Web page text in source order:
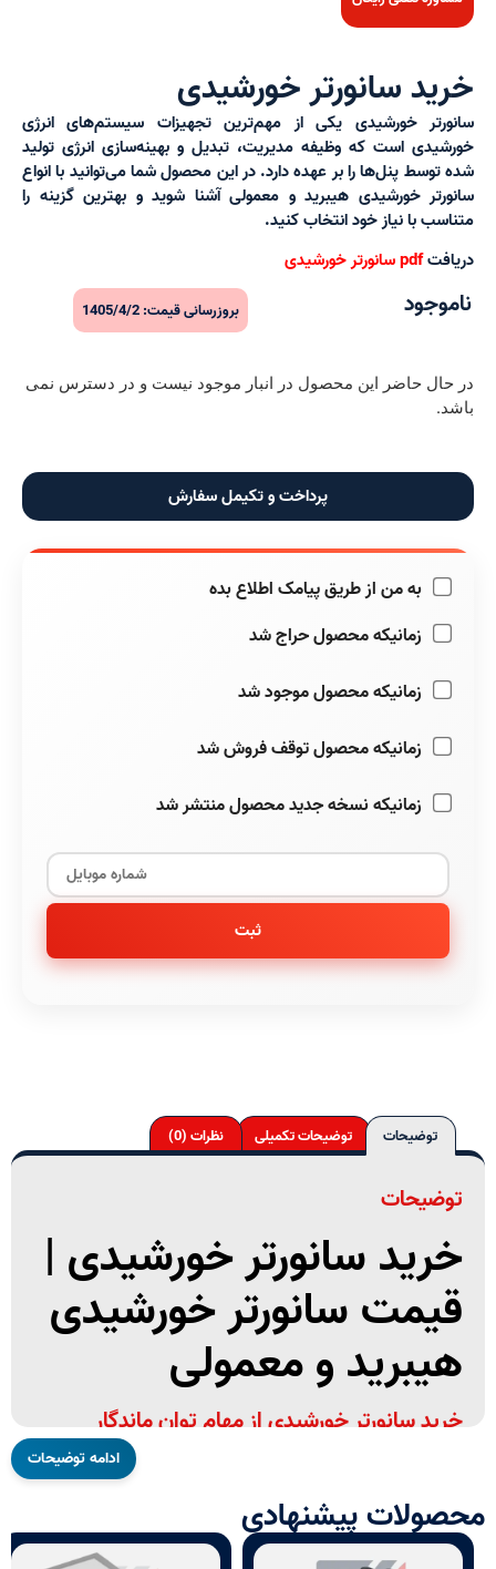
خرید سانورتر خورشیدی
سانورتر خورشیدی یکی از مهم‌ترین تجهیزات سیستم‌های انرژی
خورشیدی است که وظیفه مدیریت، تبدیل و بهینه‌سازی انرژی تولید
شده توسط پنل‌ها را بر عهده دارد. در این محصول شما می‌توانید با انواع
سانورتر خورشیدی هیبرید و معمولی آشنا شوید و بهترین گزینه را
متناسب با نیاز خود انتخاب کنید.
دریافتpdf سانورتر خورشیدی
ناموجود بروزرسانی قیمت: 1405/4/2
در حال حاضر این محصول در انبار موجود نیست و در دسترس نمی
باشد.
پرداخت و تکیمل سفارش
به من از طریق پیامک اطلاع بده
زمانیکه محصول حراج شد
زمانیکه محصول موجود شد
زمانیکه محصول توقف فروش شد
زمانیکه نسخه جدید محصول منتشر شد
ثبت
توضیحات توضیحات تکمیلی نظرات (0)
توضیحات
خرید سانورتر خورشیدی |
قیمت سانورتر خورشیدی
هیبرید و معمولی
خرید سانورتر خورشیدی از مهام توان ماندگار
برای راه‌اندازی یک
مستقل از شبکه هستید، انتخاب یک سانورتر باکیفیت و
متناسب با نیاز مصرفی شما اهمیت بسیار زیادی دارد.
ادامه توضیحات
محصولات پیشنهادی